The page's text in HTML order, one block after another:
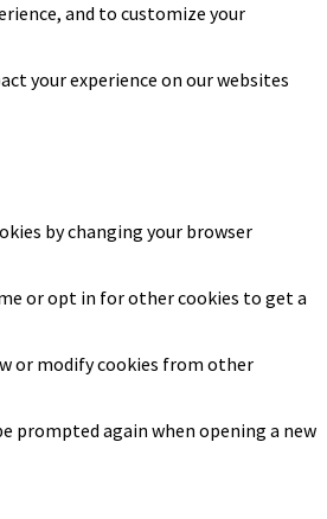
and to customize your
your experience on our websites
by changing your browser
or opt in for other cookies to get a
or modify cookies from other
prompted again when opening a new